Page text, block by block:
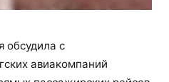
обсудила с
авиакомпаний